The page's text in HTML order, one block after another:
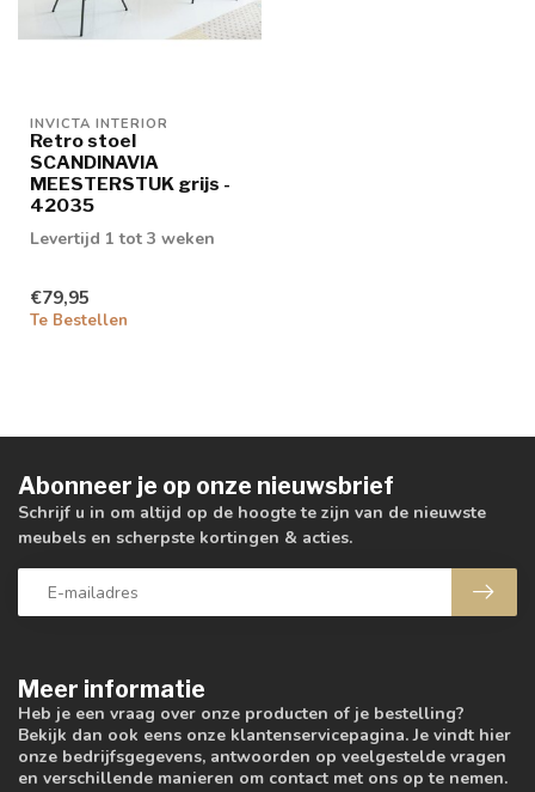
INVICTA INTERIOR
Retro stoel
SCANDINAVIA
MEESTERSTUK grijs -
42035
Levertijd 1 tot 3 weken
€79,95
Te Bestellen
Meer informatie
Heb je een vraag over onze producten of je bestelling?
Bekijk dan ook eens onze klantenservicepagina. Je vindt hier
onze bedrijfsgegevens, antwoorden op veelgestelde vragen
en verschillende manieren om contact met ons op te nemen.
Abonneer je op onze nieuwsbrief
Schrijf u in om altijd op de hoogte te zijn van de nieuwste
meubels en scherpste kortingen & acties.